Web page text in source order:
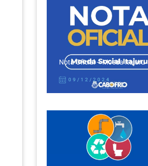
Nota Oficial – Moeda Itajuru
09/12/2024